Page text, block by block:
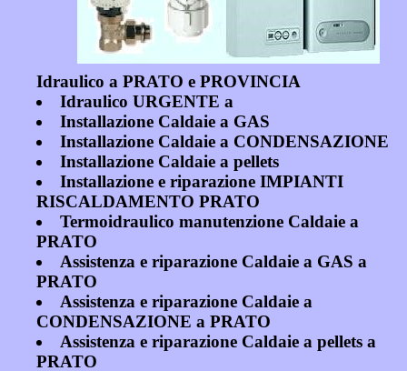
Idraulico a PRATO e PROVINCIA
Idraulico URGENTE a
Installazione Caldaie a GAS
Installazione Caldaie a CONDENSAZIONE
Installazione Caldaie a pellets
Installazione e riparazione IMPIANTI
RISCALDAMENTO PRATO
Termoidraulico manutenzione Caldaie a
PRATO
Assistenza e riparazione Caldaie a GAS a
PRATO
Assistenza e riparazione Caldaie a
CONDENSAZIONE a PRATO
Assistenza e riparazione Caldaie a pellets a
PRATO